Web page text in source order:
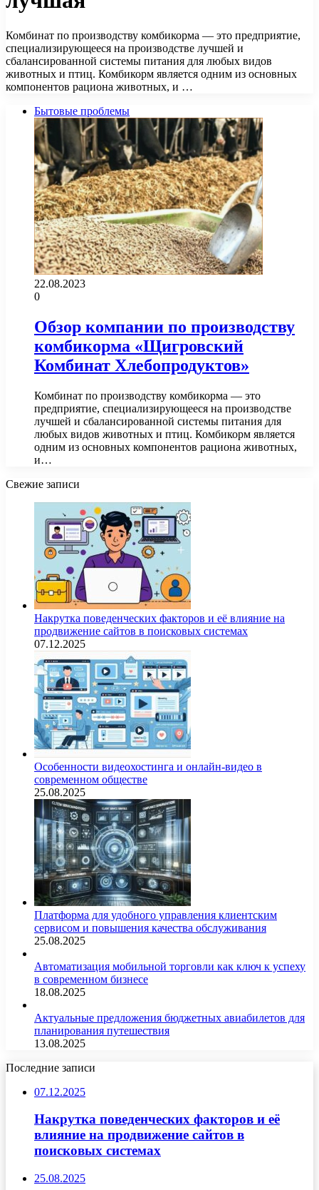
Комбинат по производству комбикорма — это предприятие,
специализирующееся на производстве лучшей и
сбалансированной системы питания для любых видов
животных и птиц. Комбикорм является одним из основных
компонентов рациона животных, и …
Бытовые проблемы
22.08.2023
0
Обзор компании по производству
комбикорма «Щигровский
Комбинат Хлебопродуктов»
Комбинат по производству комбикорма — это
предприятие, специализирующееся на производстве
лучшей и сбалансированной системы питания для
любых видов животных и птиц. Комбикорм является
одним из основных компонентов рациона животных,
и…
Свежие записи
Накрутка поведенческих факторов и её влияние на
продвижение сайтов в поисковых системах
07.12.2025
Особенности видеохостинга и онлайн-видео в
современном обществе
25.08.2025
Платформа для удобного управления клиентским
сервисом и повышения качества обслуживания
25.08.2025
Автоматизация мобильной торговли как ключ к успеху
в современном бизнесе
18.08.2025
Актуальные предложения бюджетных авиабилетов для
планирования путешествия
13.08.2025
Последние записи
07.12.2025
Накрутка поведенческих факторов и её
влияние на продвижение сайтов в
поисковых системах
25.08.2025